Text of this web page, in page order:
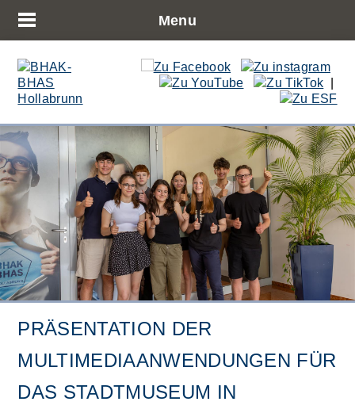
Menu
|
PRÄSENTATION DER
MULTIMEDIAANWENDUNGEN FÜR
DAS STADTMUSEUM IN